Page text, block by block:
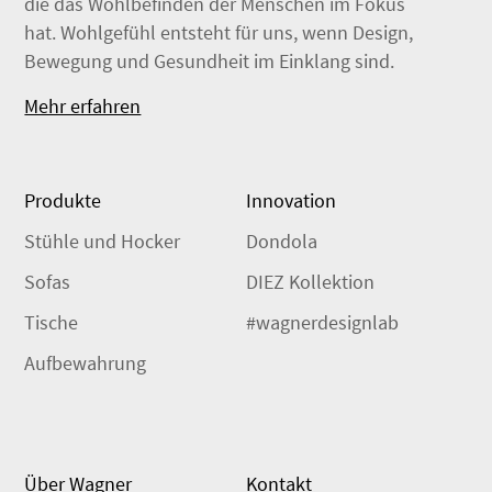
hat. Wohlgefühl entsteht für uns, wenn Design,
Bewegung und Gesundheit im Einklang sind.
Mehr erfahren
Produkte
Stühle und Hocker
Sofas
Tische
Aufbewahrung
Innovation
Dondola
DIEZ Kollektion
#wagnerdesignlab
Über Wagner Kontakt